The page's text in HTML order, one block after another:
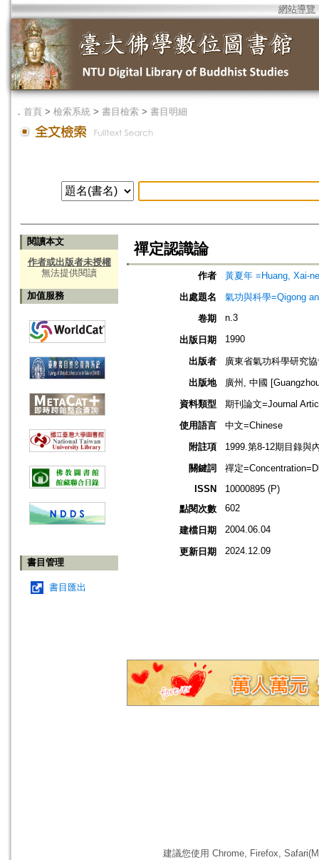
網站導覽
． 首頁 > 檢索系統 > 書目檢索 > 書目明細
閱讀本文
作者或出版者未授權
無法提供閱讀
加值服務
書目管理
書目匯出
禪定認識論
作者
黃夏年 =Huang, Xai-
出處題名
氣功與科學=Qigong
卷期
n.3
出版日期 1990
出版者
廣東省氣功科學研究
出版地
廣州, 中國
資料類型
期刊論文=Journal
使用語言
中文=Chinese
附註項
1999.第8-12期目錄與
關鍵詞
禪定
ISSN
10000895 (P)
點閱次數
602
建檔日期 2004.06.04
更新日期 2024.12.09
建議您使用 Chrome, Firefox,